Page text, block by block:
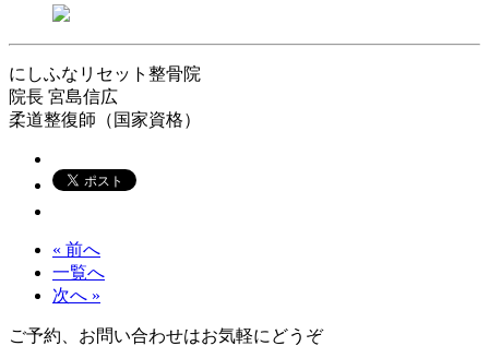
にしふなリセット整骨院
院長 宮島信広
柔道整復師（国家資格）
« 前へ
一覧へ
次へ »
ご予約、お問い合わせはお気軽にどうぞ